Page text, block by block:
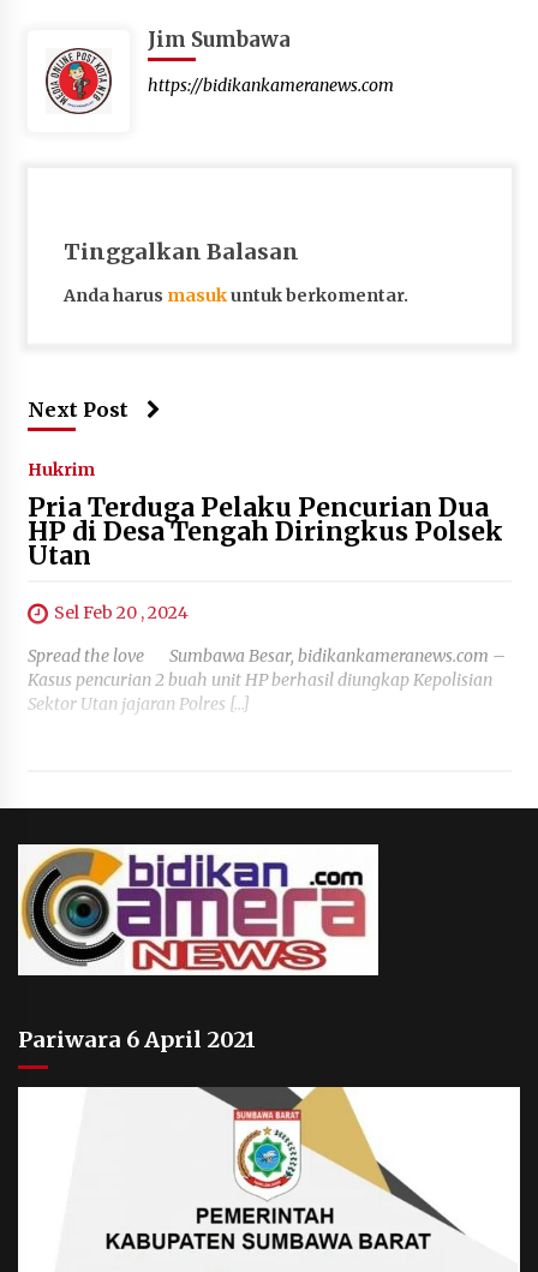
Jim Sumbawa
https://bidikankameranews.com
Tinggalkan Balasan
Anda harus masukuntuk berkomentar.
Next Post
Hukrim
Pria Terduga Pelaku Pencurian Dua
HP di Desa Tengah Diringkus Polsek
Utan
Sel Feb 20 , 2024
Spread the love Sumbawa Besar, bidikankameranews.com –
Kasus pencurian 2 buah unit HP berhasil diungkap Kepolisian
Sektor Utan jajaran Polres […]
Pariwara 6 April 2021